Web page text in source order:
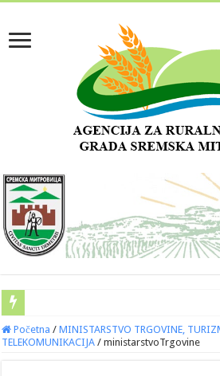
Početna / MINISTARSTVO TRGOVINE,
TELEKOMUNIKACIJA / ministarstvoTrgovine